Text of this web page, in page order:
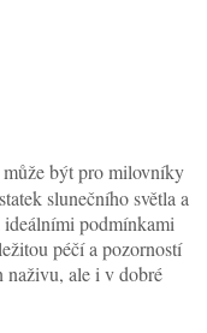
být pro milovníky
slunečního světla a
podmínkami
péčí a pozorností
naživu, ale i v dobré